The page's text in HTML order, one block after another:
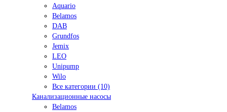
Aquario
Belamos
DAB
Grundfos
Jemix
LEO
Unipump
Wilo
Все категории (10)
Канализационные насосы
Belamos